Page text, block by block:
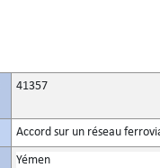
41357
Accord sur un réseau
Yémen